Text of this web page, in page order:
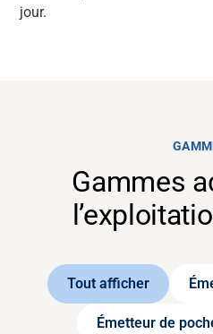
jour.
Gammes
Tout afficher
Émetteur de